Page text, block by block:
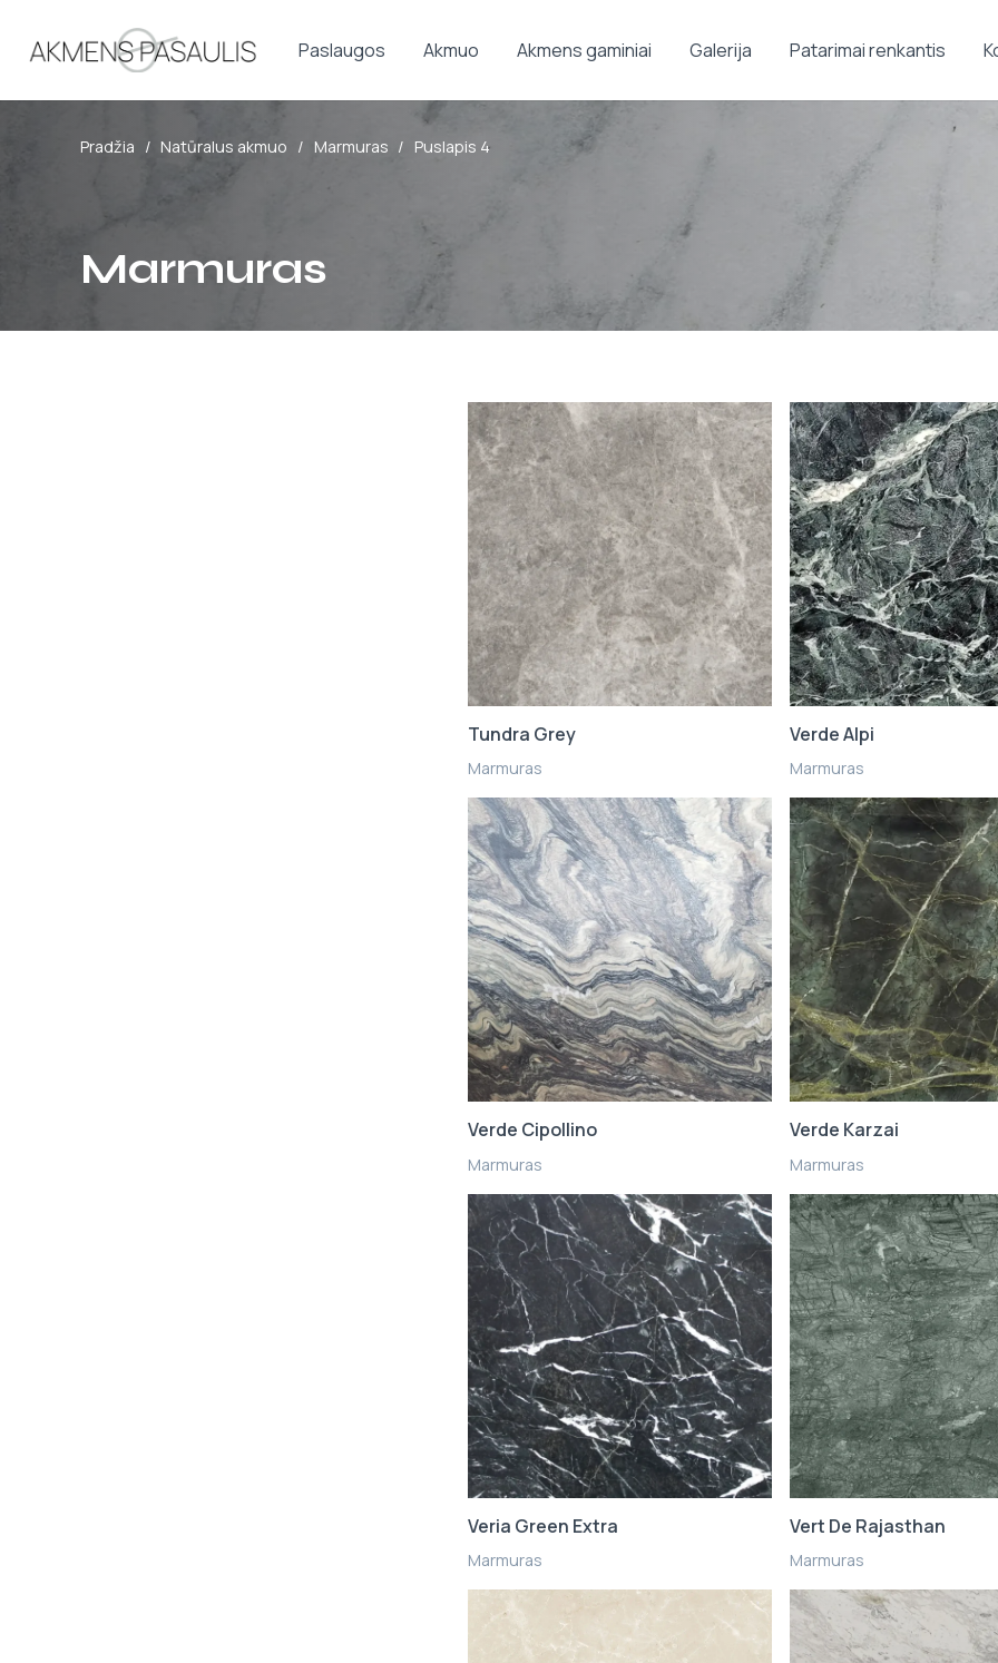
Paslaugos Akmuo Akmens gaminiai Galerija Patarimai renkantis
Pradžia / Natūralus akmuo / Marmuras / Puslapis 4
Marmuras
Tundra Grey
Marmuras
Verde Alpi
Marmuras
Verde Cipollino
Marmuras
Verde Karzai
Marmuras
Veria Green Extra
Marmuras
Vert De Rajasthan
Marmuras